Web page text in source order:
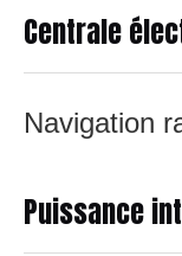
Centrale
Navigation
Puissance